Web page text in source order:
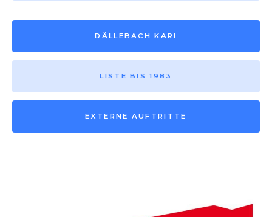
DÄLLEBACH KARI
LISTE BIS 1983
EXTERNE AUFTRITTE